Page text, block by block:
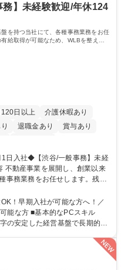
】未経験歓迎/年休124
を持つ当社にて、各種事務業務をお任
給取得が可能なため、WLBを整えた
日以上
介護休暇あり
退職金あり
賞与あり
事務業務をお任せします。残業
が可能なため、WLBを整えたい
ができます。 【業務詳細】■電
■データ入力や書類作成 ■契約
！早期入社が可能な方へ！／
能な方 ■基本的なPCスキル
間10日程度の取得実績 ■1ヶ月
ト 学歴・資格 学